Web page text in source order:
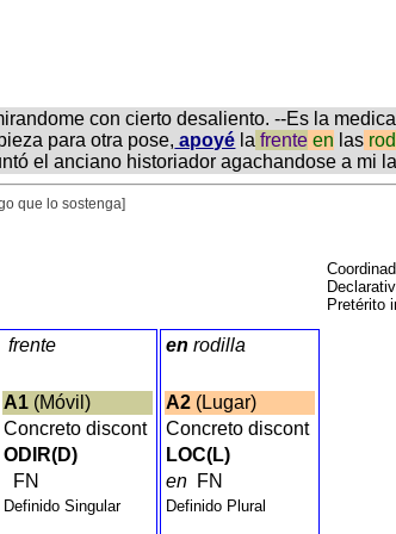
con cierto desaliento. --Es la
para otra pose, apoyé la frente en las
el anciano historiador agachandose a mi
que lo sostenga]
Pretérito
frente
A1 (Móvil)
Concreto discont
ODIR(D)
FN
Definido Singular
en rodilla
A2 (Lugar)
Concreto discont
LOC(L)
en FN
Definido Plural